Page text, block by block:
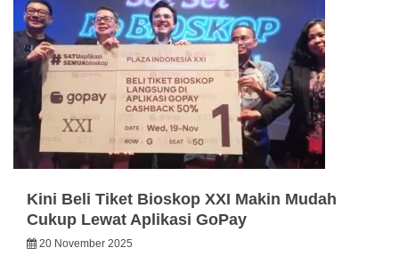
Kini Beli Tiket Bioskop XXI Makin Mudah
Cukup Lewat Aplikasi GoPay
20 November 2025